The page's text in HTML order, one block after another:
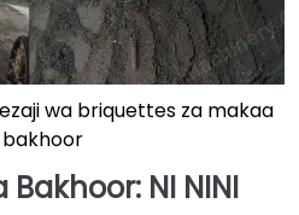
wa briquettes za makaa
NI NINI